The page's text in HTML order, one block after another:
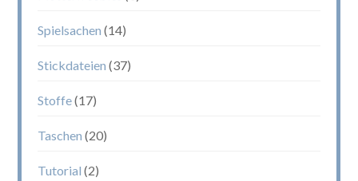
Spielsachen (14)
Stickdateien (37)
Stoffe(17)
Taschen (20)
Tutorial (2)